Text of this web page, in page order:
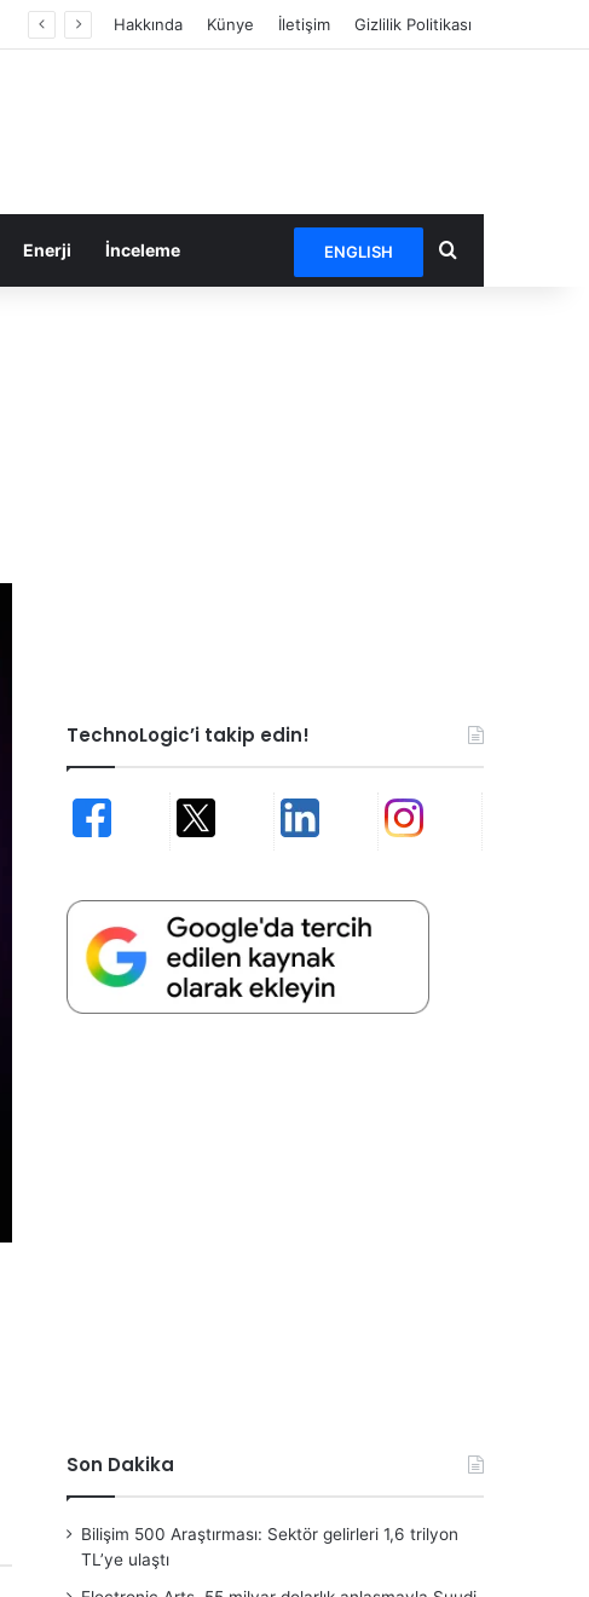
Hakkında Künye İletişim Gizlilik Politikası
Enerji İnceleme ENGLISH Arama yap ...
TechnoLogic’i takip edin!
Son Dakika
Bilişim 500 Araştırması: Sektör gelirleri 1,6 trilyon
TL’ye ulaştı